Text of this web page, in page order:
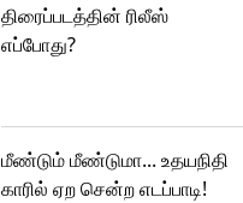
திரைப்படத்தின் ரிலீஸ்
எப்போது?
மீண்டும் மீண்டுமா... உதயநிதி
காரில் ஏற சென்ற எடப்பாடி!